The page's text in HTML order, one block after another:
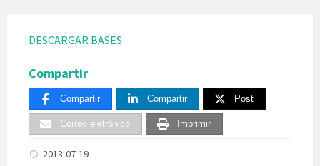
DESCARGAR BASES
Compartir
Compartir Compartir Post
Correo eletrónico Imprimir
2013-07-19